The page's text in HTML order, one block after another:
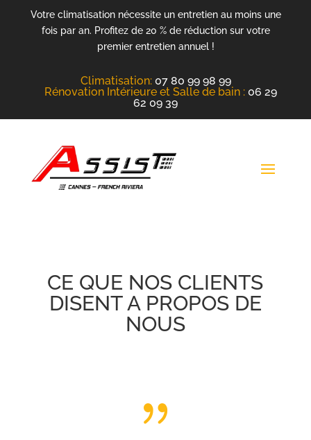
Votre climatisation nécessite un entretien au moins une
fois par an. Profitez de 20 % de réduction sur votre
premier entretien annuel !
Climatisation: 07 80 99 98 99
Rénovation Intérieure et Salle de bain : 06 29
62 09 39
CE QUE NOS CLIENTS
DISENT A PROPOS DE
NOUS
{